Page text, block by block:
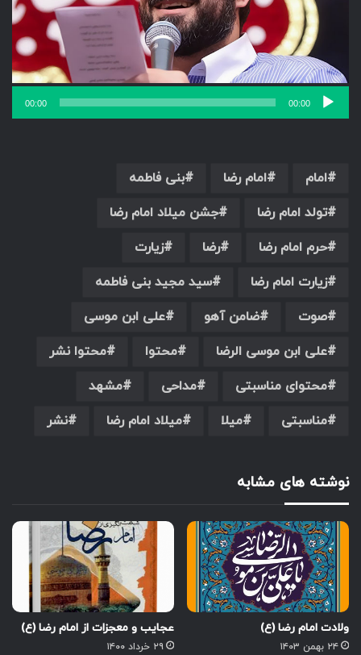
00:00
00:00
امام امام رضا
بنی فاطمه
تولد امام رضا
جشن میلاد امام رضا
حرم امام رضا
رضا
زیارت
زیارت امام رضا
سید مجید بنی فاطمه
صوت
ضامن آهو
علی ابن موسی
علی ابن موسی الرضا
محتوا
محتوا نشر
محتوای مناسبتی
مداحی
مشهد
مناسبتی
میلا میلاد امام رضا نشر
نوشته های مشابه
ولادت امام رضا (ع)
۲۴ بهمن ۱۴۰۳
عجایب و معجزات از امام رضا (ع)
۲۹ خرداد ۱۴۰۰